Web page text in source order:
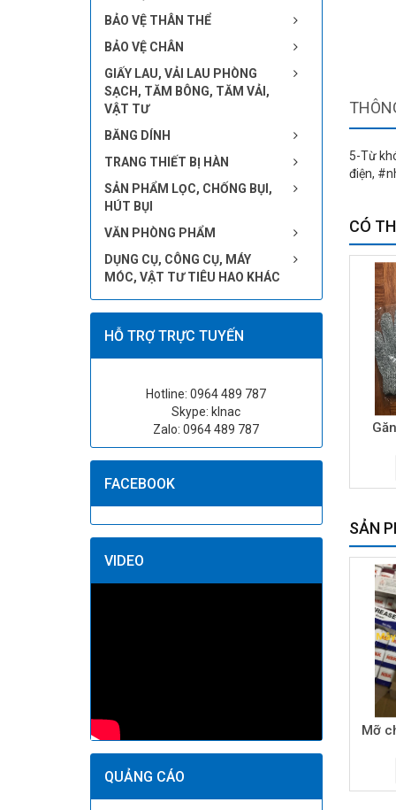
BẢO VỆ THÂN THỂ
BẢO VỆ CHÂN
GIẤY LAU, VẢI LAU PHÒNG
SẠCH, TĂM BÔNG, TĂM VẢI,
VẬT TƯ
BĂNG DÍNH
TRANG THIẾT BỊ HÀN
SẢN PHẨM LỌC, CHỐNG BỤI,
HÚT BỤI
VĂN PHÒNG PHẨM
DỤNG CỤ, CÔNG CỤ, MÁY
MÓC, VẬT TƯ TIÊU HAO KHÁC
HỖ TRỢ TRỰC TUYẾN
Hotline: 0964 489 787
Skype: klnac
Zalo: 0964 489 787
FACEBOOK
VIDEO
QUẢNG CÁO
5-Từ
điện,
CÓ
SẢN
Mỡ